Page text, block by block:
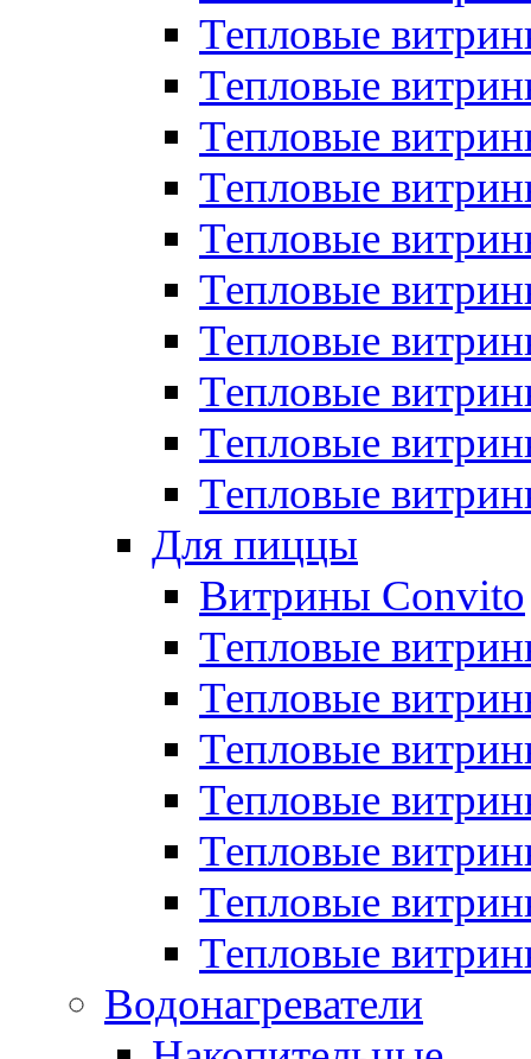
Тепловые
Тепловые
Тепловые
Тепловые
Тепловые
Тепловые
Тепловые
Тепловые
Тепловые
Тепловые
Для пиццы
Витрины Convito
Тепловые
Тепловые
Тепловые
Тепловые
Тепловые
Тепловые
Тепловые
Водонагреватели